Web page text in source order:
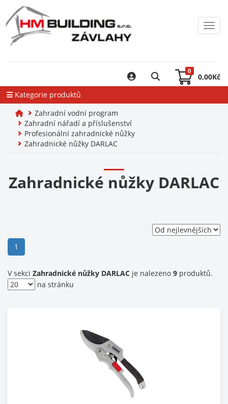
0
0,00Kč
Kategorie produktů
Zahradní vodní program
Zahradní nářadí a příslušenství
Profesionální zahradnické nůžky
Zahradnické nůžky DARLAC
Zahradnické nůžky DARLAC
1
V sekci Zahradnické nůžky DARLAC je nalezeno 9 produktů.
na stránku